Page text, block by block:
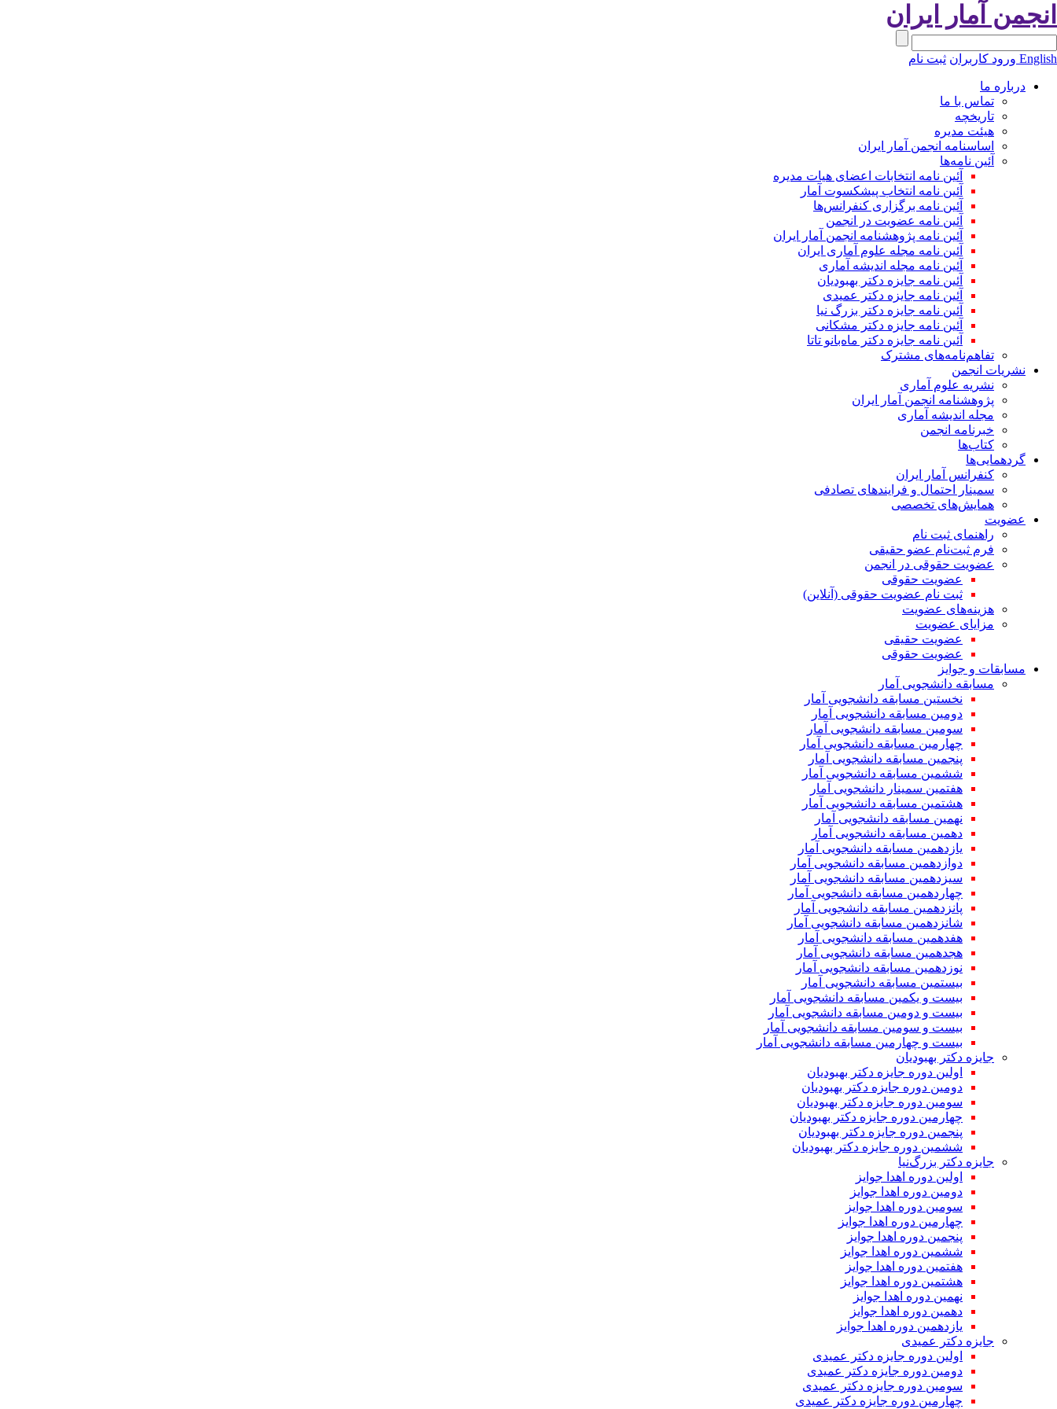
انجمن آمار ایران
English ورود کاربران ثبت نام
درباره ما
تماس با ما
تاریخچه
هیئت مدیره
اساسنامه انجمن آمار ایران
آئین نامه‌ها
آئین نامه انتخابات اعضای هیات مدیره
آئین نامه انتخاب پیشکسوت آمار
آئین نامه برگزاری کنفرانس‌ها
آئین نامه عضویت در انجمن
آئین نامه پژوهشنامه انجمن آمار ایران
آئین نامه مجله علوم آماری ایران
آئین نامه مجله اندیشه آماری
آئین‌ نامه جایزه دکتر بهبودیان
آئین نامه جایزه دکتر عمیدی
آئین نامه جایزه دکتر بزرگ نیا
آئین نامه جایزه دکتر مشکانی
آئین نامه جایزه دکتر ماه‌بانو تاتا
تفاهم‌نامه‌های مشترک
نشریات انجمن
نشریه علوم آماری
پژوهشنامه انجمن آمار ایران
مجله اندیشه آماری
خبرنامه انجمن
کتاب‌ها
گردهمایی‌ها
کنفرانس آمار ایران
سمینار احتمال و فرایندهای تصادفی
همایش‌های تخصصی
عضویت
راهنمای ثبت نام
فرم ثبت‌نام عضو حقیقی
عضویت حقوقی در انجمن
عضویت حقوقی
ثبت نام عضویت حقوقی (آنلاین)
هزینه‌های عضویت
مزایای عضویت
عضویت حقیقی
عضویت حقوقی
مسابقات و جوایز
مسابقه دانشجویی آمار
نخستین مسابقه دانشجویی آمار
دومین مسابقه دانشجویی آمار
سومین مسابقه دانشجویی آمار
چهارمین مسابقه دانشجویی آمار
پنجمین مسابقه دانشجویی آمار
ششمین مسابقه دانشجویی آمار
هفتمین سمینار دانشجویی آمار
هشتمین مسابقه دانشجویی آمار
نهمین مسابقه دانشجویی آمار
دهمین مسابقه دانشجویی آمار
یازدهمین مسابقه دانشجویی آمار
دوازدهمین مسابقه دانشجویی آمار
سیزدهمین مسابقه دانشجویی آمار
چهاردهمین مسابقه دانشجویی آمار
پانزدهمین مسابقه دانشجویی آمار
شانزدهمین مسابقه دانشجویی آمار
هفدهمین مسابقه دانشجویی آمار
هجدهمین مسابقه دانشجویی آمار
نوزدهمین مسابقه دانشجویی آمار
بیستمین مسابقه دانشجویی آمار
بیست و یکمین مسابقه دانشجویی آمار
بیست و دومین مسابقه دانشجویی آمار
بیست و سومین مسابقه دانشجویی آمار
بیست و چهارمین مسابقه دانشجویی آمار
جایزه دکتر بهبودیان
اولین دوره جایزه دکتر بهبودیان
دومین دوره جایزه دکتر بهبودیان
سومین دوره جایزه دکتر بهبودیان
چهارمین دوره جایزه دکتر بهبودیان
پنجمین دوره جایزه دکتر بهبودیان
ششمین دوره جایزه دکتر بهبودیان
جایزه دکتر بزرگ‌نیا
اولین دوره اهدا جوایز
دومین دوره اهدا جوایز
سومین دوره اهدا جوایز
چهارمین دوره اهدا جوایز
پنجمین دوره اهدا جوایز
ششمین دوره اهدا جوایز
هفتمین دوره اهدا جوایز
هشتمین دوره اهدا جوایز
نهمین دوره اهدا جوایز
دهمین دوره اهدا جوایز
یازدهمین دوره اهدا جوایز
جایزه دکتر عمیدی
اولین دوره جایزه دکتر عمیدی
دومین دوره جایزه دکتر عمیدی
سومین دوره جایزه دکتر عمیدی
چهارمین دوره جایزه دکتر عمیدی